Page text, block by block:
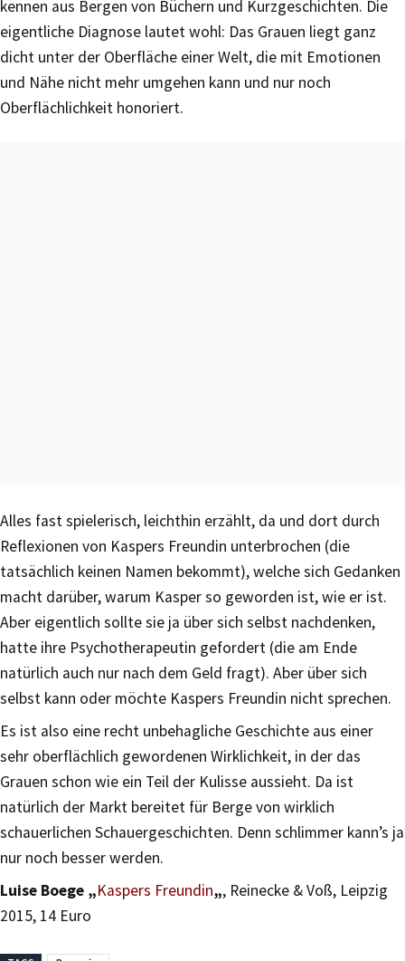
kennen aus Bergen von Büchern und Kurzgeschichten. Die
eigentliche Diagnose lautet wohl: Das Grauen liegt ganz
dicht unter der Oberfläche einer Welt, die mit Emotionen
und Nähe nicht mehr umgehen kann und nur noch
Oberflächlichkeit honoriert.
Alles fast spielerisch, leichthin erzählt, da und dort durch
Reflexionen von Kaspers Freundin unterbrochen (die
tatsächlich keinen Namen bekommt), welche sich Gedanken
macht darüber, warum Kasper so geworden ist, wie er ist.
Aber eigentlich sollte sie ja über sich selbst nachdenken,
hatte ihre Psychotherapeutin gefordert (die am Ende
natürlich auch nur nach dem Geld fragt). Aber über sich
selbst kann oder möchte Kaspers Freundin nicht sprechen.
Es ist also eine recht unbehagliche Geschichte aus einer
sehr oberflächlich gewordenen Wirklichkeit, in der das
Grauen schon wie ein Teil der Kulisse aussieht. Da ist
natürlich der Markt bereitet für Berge von wirklich
schauerlichen Schauergeschichten. Denn schlimmer kann’s ja
nur noch besser werden.
Luise Boege „Kaspers Freundin„, Reinecke & Voß, Leipzig
2015, 14 Euro